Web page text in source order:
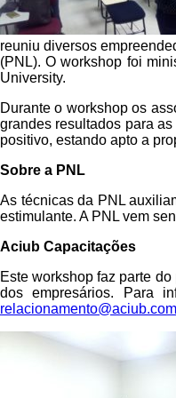
reuniu diversos
(PNL). O workshop foi
University.
Durante o workshop os
grandes resultados para
positivo, estando apto a
Sobre a PNL
As técnicas da PNL
estimulante. A PNL vem
Aciub Capacitações
Este workshop faz parte
dos empresários. Para